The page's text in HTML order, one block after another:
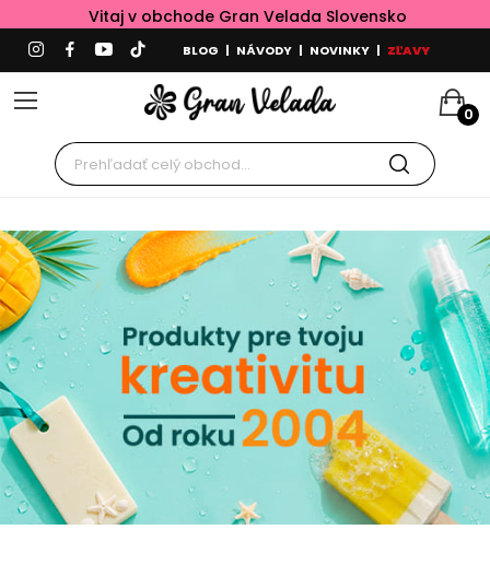
Vitaj v obchode Gran Velada Slovensko
BLOG | NÁVODY | NOVINKY | ZĽAVY
0